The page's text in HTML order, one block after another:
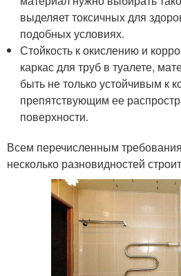
выделяет токсичных для
подобных условиях.
Стойкость к окислению и
каркас для труб в туалете,
быть не только устойчивым к
препятствующим ее
поверхности.
Всем перечисленным
несколько разновидностей